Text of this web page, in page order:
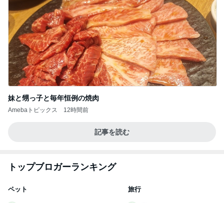
妹と甥っ子と毎年恒例の焼肉
Amebaトピックス 12時間前
記事を読む
トップブロガーランキング
ペット 旅行